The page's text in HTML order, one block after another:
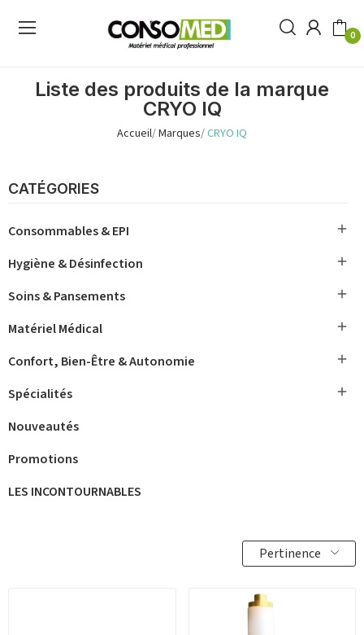
0
Liste des produits de la marque
CRYO IQ
Accueil Marques CRYO IQ
CATÉGORIES
Consommables & EPI 
Hygiène & Désinfection 
Soins & Pansements 
Matériel Médical 
Confort, Bien-Être & Autonomie 
Spécialités 
Nouveautés
Promotions
LES INCONTOURNABLES
Pertinence